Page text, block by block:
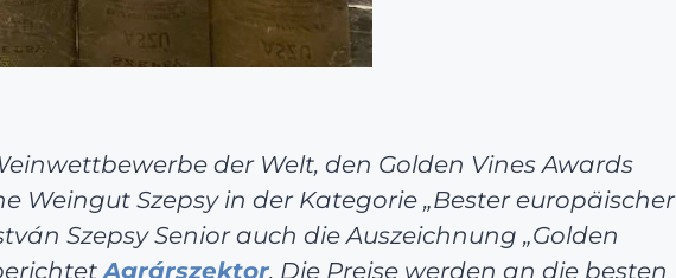
der Welt, den Golden Vines Awards
Weingut Szepsy in der Kategorie „Bester europäischer
Szepsy Senior auch die Auszeichnung „Golden
Agrárszektor. Die Preise werden an die besten